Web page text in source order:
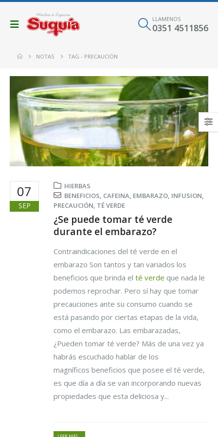
LLAMENOS
0351 4511856
NOTAS TAG - PRECAUCIÓN
07
SEP
HIERBAS
BENEFICIOS, CAFEINA, EMBARAZO, INFUSION,
PRECAUCIÓN, TÉ VERDE
¿Se puede tomar té verde
durante el embarazo?
Contraindicaciones del té verde en el
embarazo Son tantos y tan variados los
beneficios que brinda el té verde que nada le
podemos reprochar. Pero sí hay que tomar
precauciones ante su consumo cuando se
está pasando por ciertas etapas de la vida,
como el embarazo. Las embarazadas,
¿Pueden tomar té verde? Más de una vez ya
habrás escuchado hablar de los
magníficos beneficios que posee el té verde,
es que día a día se van incorporando nuevas
propiedades que esta deliciosa y...